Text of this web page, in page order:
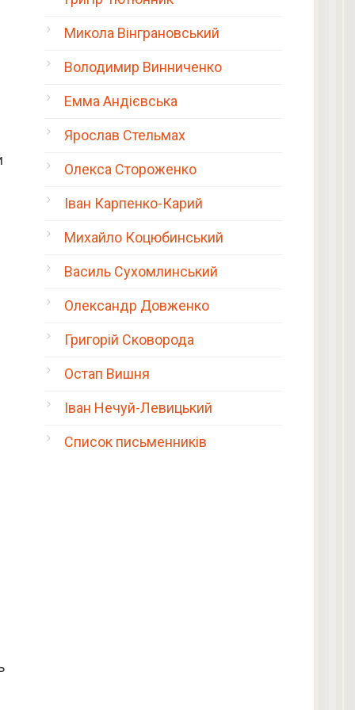
Микола Вінграновський
Володимир Винниченко
Емма Андієвська
Ярослав Стельмах
Олекса Стороженко
Іван Карпенко-Карий
Михайло Коцюбинський
Василь Сухомлинський
Олександр Довженко
Григорій Сковорода
Остап Вишня
Іван Нечуй-Левицький
Список письменників